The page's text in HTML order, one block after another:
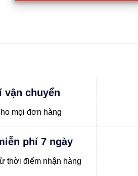
vận chuyển
mọi đơn hàng
phí 7 ngày
thời điểm nhận hàng